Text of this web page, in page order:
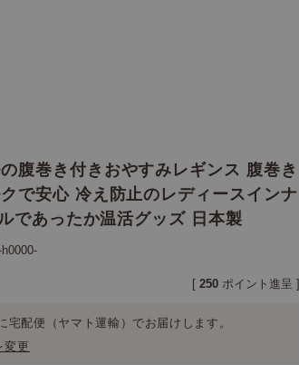
腹巻き付きおやすみレギンス 腹巻き
で安心 冷え防止のレディースインナ
であったか温活グッズ 日本製
[ 250 ポイント進呈 ]
宅配便（ヤマト運輸） でお届けします。
変更